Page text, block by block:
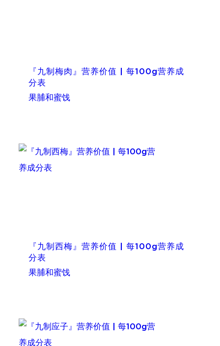
『九制梅肉』营养价值 | 每100g营养成
分表
果脯和蜜饯
『九制西梅』营养价值 | 每100g营养成
分表
果脯和蜜饯